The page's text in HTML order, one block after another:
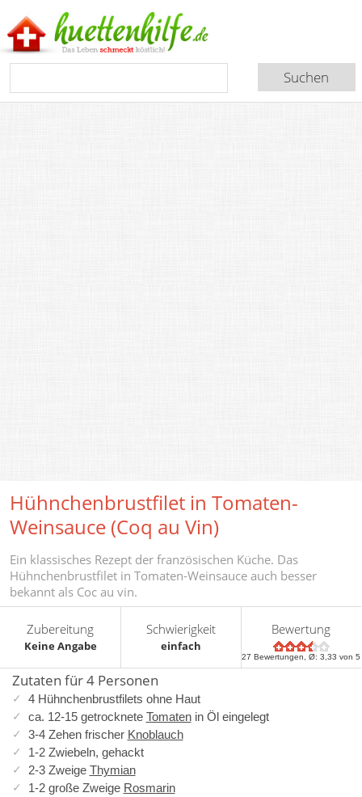
Hühnchenbrustfilet in Tomaten-
Weinsauce (Coq au Vin)
Ein klassisches Rezept der französischen Küche. Das
Hühnchenbrustfilet in Tomaten-Weinsauce auch besser
bekannt als Coc au vin.
Zubereitung
Keine Angabe
Schwierigkeit
einfach
Bewertung
27 Bewertungen, Ø:3,33 von 5
Zutaten für 4 Personen
4 Hühnchenbrustfilets ohne Haut
ca. 12-15 getrocknete Tomatenin Öl eingelegt
3-4 Zehen frischer Knoblauch
1-2 Zwiebeln, gehackt
2-3 Zweige Thymian
1-2 große Zweige Rosmarin